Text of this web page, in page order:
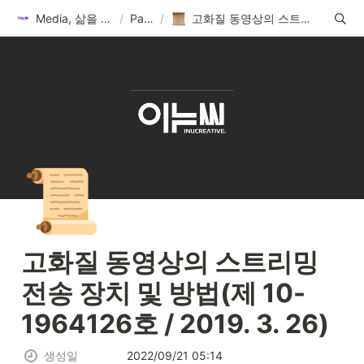
Media, 삶을 이롭게 하다 / Patent / 고화질 동영상의 스트리밍 전송 장치 및 방법(제 10-1964126호 / 2019. 3. 26)
📜
고화질 동영상의 스트리밍
전송 장치 및 방법(제 10-
1964126호 / 2019. 3. 26)
생성일 2022/09/21 05:14